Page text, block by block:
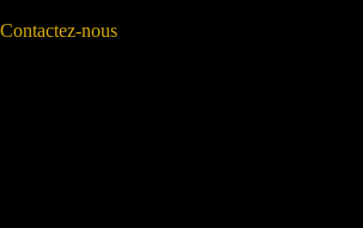
Contactez-nous